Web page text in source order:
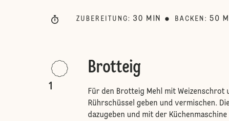
ZUBEREITUNG : 30 MIN BACKEN : 50
1
Brotteig
Für den Brotteig Mehl mit Weizenschrot
Rührschüssel geben und vermischen.
dazugeben und mit der